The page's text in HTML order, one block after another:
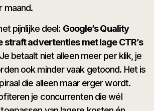
maand.
pijnlijke deel: Google’s Quality
advertenties met lage CTR’s
betaalt niet alleen meer per klik, je
ook minder vaak getoond. Het is
die alleen maar erger wordt.
je concurrenten die wél